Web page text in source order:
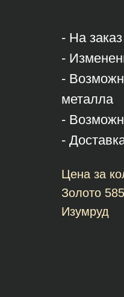
- На
-
-
металла
-
-
Цена за
Золото
Изумруд